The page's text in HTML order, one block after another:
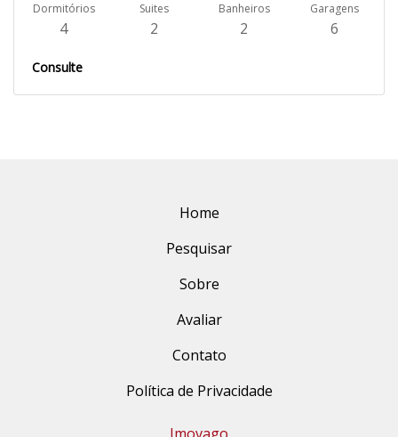
Dormitórios
4
Suites
2
Banheiros
2
Garagens
6
Consulte
Home
Pesquisar
Sobre
Avaliar
Contato
Política de Privacidade